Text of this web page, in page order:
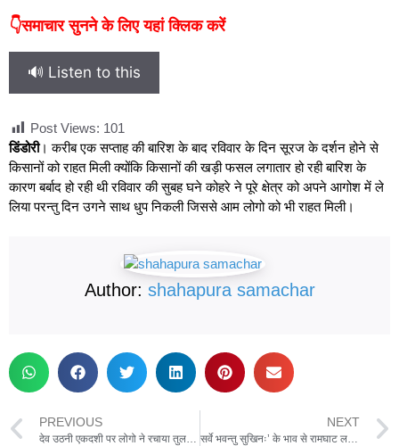
👇समाचार सुनने के लिए यहां क्लिक करें
🔊 Listen to this
Post Views: 101
डिंडोरी। करीब एक सप्ताह की बारिश के बाद रविवार के दिन सूरज के दर्शन होने से
किसानों को राहत मिली क्योंकि किसानों की खड़ी फसल लगातार हो रही बारिश के
कारण बर्बाद हो रही थी रविवार की सुबह घने कोहरे ने पूरे क्षेत्र को अपने आगोश में ले
लिया परन्तु दिन उगने साथ धुप निकली जिससे आम लोगो को भी राहत मिली।
Author: shahapura samachar
PREVIOUS
देव उठनी एकदशी पर लोगो ने रचाया तुलसी विवाह , मड़ई का लोगो ने उठाया लुत्फ़ ,पुलिस प्रशासन रहा मुस्तैद
NEXT
सर्वे भवन्तु सुखिनः’ के भाव से रामघाट लक्ष्मण मड़वा आश्रम बनेगा आध्यात्मिक साधना का केंद्र – 19 से 25 जनवरी तक दिव्य महायज्ञ